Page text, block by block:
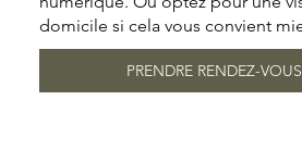
domicile si cela vous convient
PRENDRE RENDEZ-VOUS